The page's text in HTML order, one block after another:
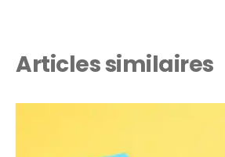
Articles similaires